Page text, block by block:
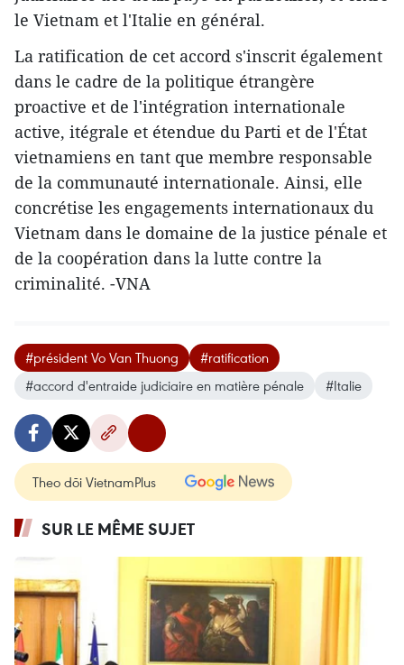
le Vietnam et l'Italie en général.
La ratification de cet accord s'inscrit également
dans le cadre de la politique étrangère
proactive et de l'intégration internationale
active, itégrale et étendue du Parti et de l'État
vietnamiens en tant que membre responsable
de la communauté internationale. Ainsi, elle
concrétise les engagements internationaux du
Vietnam dans le domaine de la justice pénale et
de la coopération dans la lutte contre la
criminalité. -VNA
#président Vo Van Thuong
#ratification
#accord d'entraide judiciaire en matière pénale
#Italie
Theo dõi VietnamPlus
SUR LE MÊME SUJET